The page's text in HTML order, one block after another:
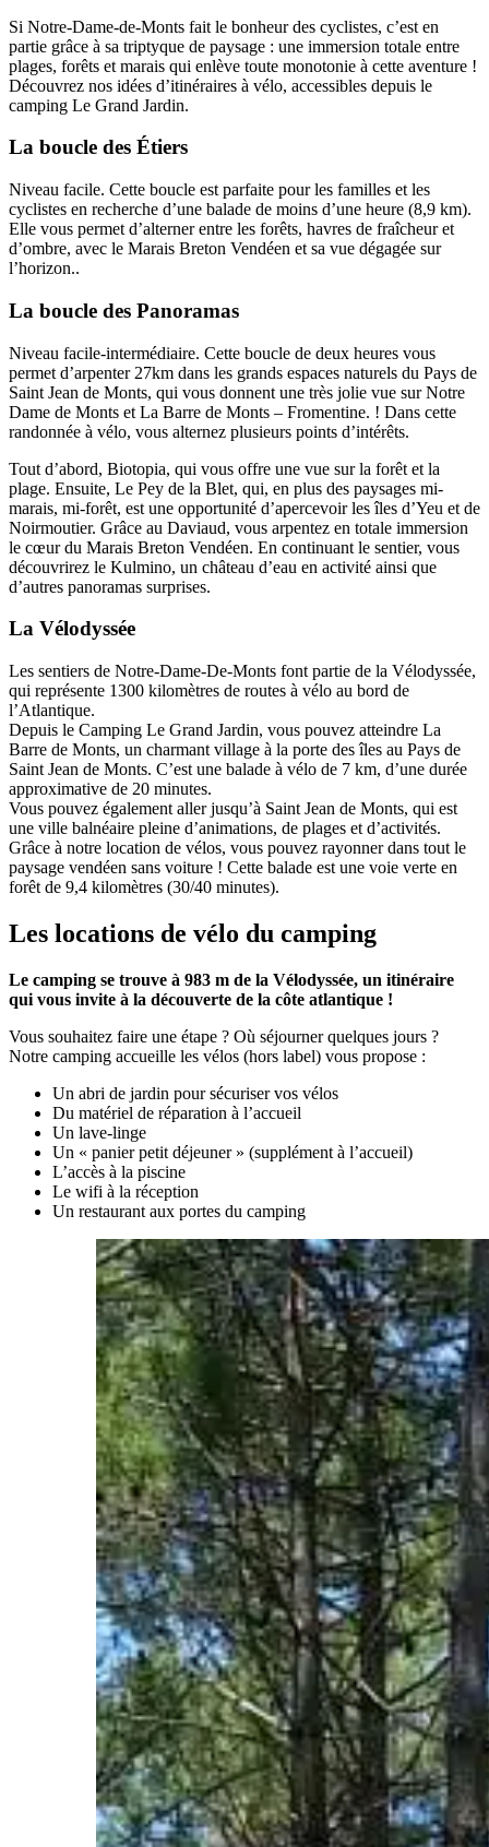
Si Notre-Dame-de-Monts fait le bonheur des cyclistes, c’est en
partie grâce à sa triptyque de paysage : une immersion totale entre
plages, forêts et marais qui enlève toute monotonie à cette aventure !
Découvrez nos idées d’itinéraires à vélo, accessibles depuis le
camping Le Grand Jardin.
La boucle des Étiers
Niveau facile. Cette boucle est parfaite pour les familles et les
cyclistes en recherche d’une balade de moins d’une heure (8,9 km).
Elle vous permet d’alterner entre les forêts, havres de fraîcheur et
d’ombre, avec le Marais Breton Vendéen et sa vue dégagée sur
l’horizon..
La boucle des Panoramas
Niveau facile-intermédiaire. Cette boucle de deux heures vous
permet d’arpenter 27km dans les grands espaces naturels du Pays de
Saint Jean de Monts, qui vous donnent une très jolie vue sur Notre
Dame de Monts et La Barre de Monts – Fromentine. ! Dans cette
randonnée à vélo, vous alternez plusieurs points d’intérêts.
Tout d’abord, Biotopia, qui vous offre une vue sur la forêt et la
plage. Ensuite, Le Pey de la Blet, qui, en plus des paysages mi-
marais, mi-forêt, est une opportunité d’apercevoir les îles d’Yeu et de
Noirmoutier. Grâce au Daviaud, vous arpentez en totale immersion
le cœur du Marais Breton Vendéen. En continuant le sentier, vous
découvrirez le Kulmino, un château d’eau en activité ainsi que
d’autres panoramas surprises.
La Vélodyssée
Les sentiers de Notre-Dame-De-Monts font partie de la Vélodyssée,
qui représente 1300 kilomètres de routes à vélo au bord de
l’Atlantique.
Depuis le Camping Le Grand Jardin, vous pouvez atteindre La
Barre de Monts, un charmant village à la porte des îles au Pays de
Saint Jean de Monts. C’est une balade à vélo de 7 km, d’une durée
approximative de 20 minutes.
Vous pouvez également aller jusqu’à Saint Jean de Monts, qui est
une ville balnéaire pleine d’animations, de plages et d’activités.
Grâce à notre location de vélos, vous pouvez rayonner dans tout le
paysage vendéen sans voiture ! Cette balade est une voie verte en
forêt de 9,4 kilomètres (30/40 minutes).
Les locations de vélo du camping
Le camping se trouve à 983 m de la Vélodyssée, un itinéraire
qui vous invite à la découverte de la côte atlantique !
Vous souhaitez faire une étape ? Où séjourner quelques jours ?
Notre camping accueille les vélos (hors label) vous propose :
Un abri de jardin pour sécuriser vos vélos
Du matériel de réparation à l’accueil
Un lave-linge
Un « panier petit déjeuner » (supplément à l’accueil)
L’accès à la piscine
Le wifi à la réception
Un restaurant aux portes du camping